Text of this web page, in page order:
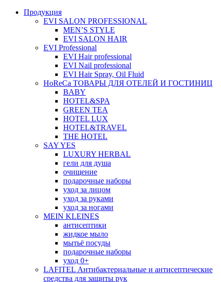
Продукция
EVI SALON PROFESSIONAL
MEN’S STYLE
EVI SALON HAIR
EVI Professional
EVI Hair professional
EVI Nail professional
EVI Hair Spray, Oil Fluid
HoReCa ТОВАРЫ ДЛЯ ОТЕЛЕЙ И ГОСТИНИЦ
BABY
HOTEL&SPA
GREEN TEA
HOTEL LUX
HOTEL&TRAVEL
THE HOTEL
SAY YES
LUXURY HERBAL
гели для душа
очищение
подарочные наборы
уход за лицом
уход за руками
уход за ногами
MEIN KLEINES
антисептики
жидкое мыло
мытьё посуды
подарочные наборы
уход 0+
LAFITEL Антибактериальные и антисептические
средства для защиты рук